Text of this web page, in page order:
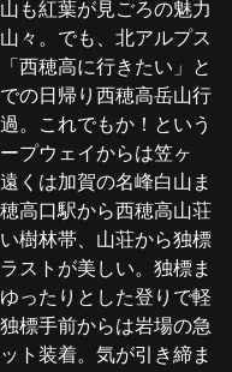
も紅葉が見ごろの魅力
々。でも、北アルプス
西穂高に行きたい」と
の日帰り西穂高岳山行
。これでもか！という
プウェイからは笠ヶ
くは加賀の名峰白山ま
高口駅から西穂高山荘
樹林帯、山荘から独標
ストが美しい。独標ま
ったりとした登りで軽
標手前からは岩場の急
ト装着。気が引き締ま